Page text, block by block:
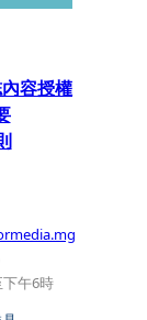
內容授權
午6時